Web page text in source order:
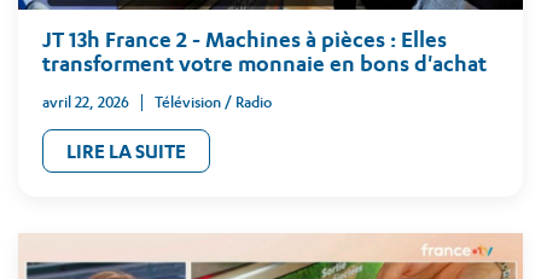
JT 13h France 2 - Machines à pièces : Elles
transforment votre monnaie en bons d'achat
avril 22, 2026 Télévision / Radio
LIRE LA SUITE